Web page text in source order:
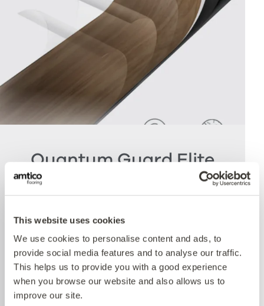
This website uses cookies
We use cookies to personalise content and ads, to
provide social media features and to analyse our traffic.
This helps us to provide you with a good experience
when you browse our website and also allows us to
improve our site.
Quantum Guard Elite
Die Krönung unseres Multiple Performance
Systems ist unsere Quantum Guard
Polyurethanschicht mit antimikrobieller
Technologie. Amticos Quantum Guard ist das
haltbarste Polyurethan auf dem Markt. Die
niedrigglänzende Oberfläche erleichtert die